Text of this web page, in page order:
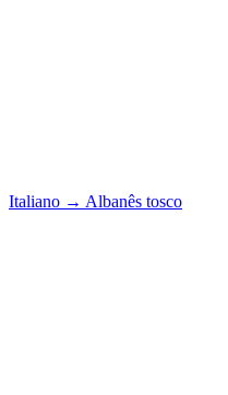
Italiano → Albanês tosco